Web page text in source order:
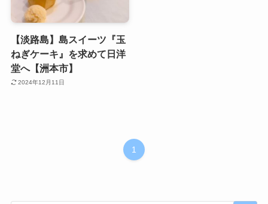
【淡路島】島スイーツ『玉
ねぎケーキ』を求めて日洋
堂へ【洲本市】
2024年12月11日
1